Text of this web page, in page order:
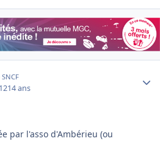
14 ans
par l'asso d'Ambérieu (ou